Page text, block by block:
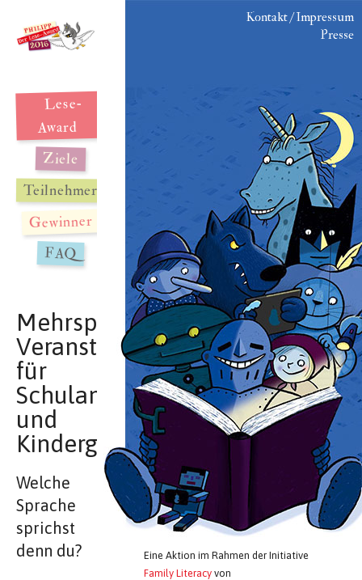
Lese-
Award
Ziele
Teilnehmer
Gewinner
FAQ
Mehrsprachige
Veranstaltungen
für
Schulanfänger
und
Kindergartenkinder
Welche
Sprache
sprichst
denn du?
Kontakt / Impressum
Presse
Eine Aktion im Rahmen der Initiative
Family Literacy von